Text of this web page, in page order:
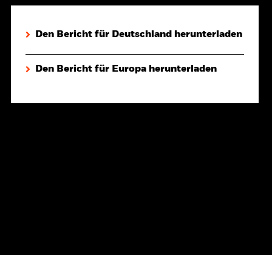
Den Bericht für Deutschland herunterladen
Den Bericht für Europa herunterladen